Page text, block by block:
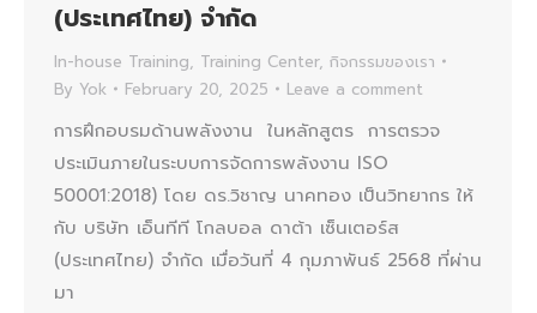
(ประเทศไทย) จำกัด
In-house Training, Training Center, กิจกรรมของเรา
By Yok February 20, 2025 Leave a comment
การฝึกอบรมด้านพลังงาน ในหลักสูตร การตรวจ
ประเมินภายในระบบการจัดการพลังงาน ISO
50001:2018) โดย ดร.วิชาญ นาคทอง เป็นวิทยากร ให้
กับ บริษัท เอ็นทีที โกลบอล ดาต้า เซ็นเตอร์ส
(ประเทศไทย) จำกัด เมื่อวันที่ 4 กุมภาพันธ์ 2568 ที่ผ่าน
มา